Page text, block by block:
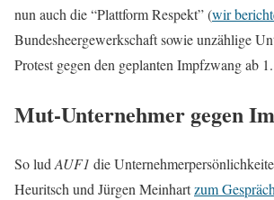
nun auch die “Plattform Respekt” (wir
Bundesheergewerkschaft sowie unzählige
Protest gegen den geplanten Impfzwang ab
Mut-Unternehmer gegen
So ludAUF1 die
Heuritsch und Jürgen Meinhartzum